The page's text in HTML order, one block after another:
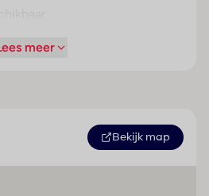
meer
Bekijk map